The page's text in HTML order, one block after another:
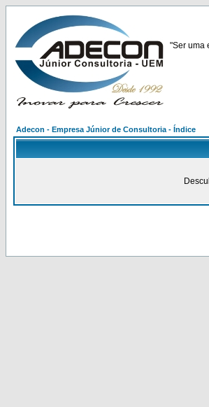
"Ser uma
Adecon - Empresa Júnior de Consultoria - Índice